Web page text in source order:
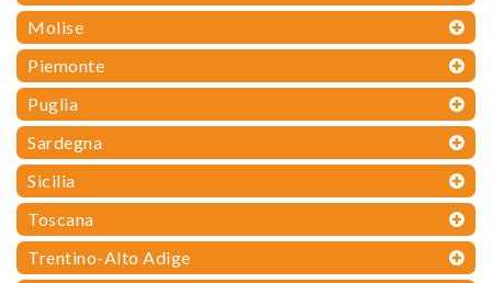
Molise
Piemonte
Puglia
Sardegna
Sicilia
Toscana
Trentino-Alto Adige